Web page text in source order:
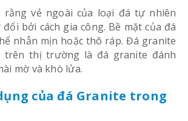
rằng vẻ ngoài của loại đá tự nhiên
bởi cách gia công. Bề mặt của đá
nhẫn mịn hoặc thô ráp. Đá granite
trên thị trường là đá granite đánh
mờ và khò lửa.
của đá Granite trong